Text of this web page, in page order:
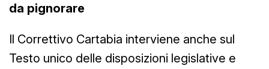
da pignorare
Il Correttivo Cartabia interviene anche sul
Testo unico delle disposizioni legislative e